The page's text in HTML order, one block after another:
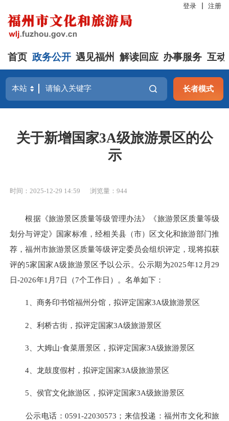
登录 注册
首页 政务公开 遇见福州 解读回应 办事服务 互动
长者模式
关于新增国家3A级旅游景区的公
示
时间：2025-12-29 14:59 浏览量：944
根据《旅游景区质量等级管理办法》《旅游景区质量等级
划分与评定》国家标准，经相关县（市）区文化和旅游部门推
荐，福州市旅游景区质量等级评定委员会组织评定，现将拟获
评的5家国家A级旅游景区予以公示。公示期为2025年12月29
日-2026年1月7日（7个工作日）。名单如下：
1、商务印书馆福州分馆，拟评定国家3A级旅游景区
2、利桥古街，拟评定国家3A级旅游景区
3、大姆山·食菜厝景区，拟评定国家3A级旅游景区
4、龙鼓度假村，拟评定国家3A级旅游景区
5、侯官文化旅游区，拟评定国家3A级旅游景区
公示电话：0591-22030573；来信投递：福州市文化和旅